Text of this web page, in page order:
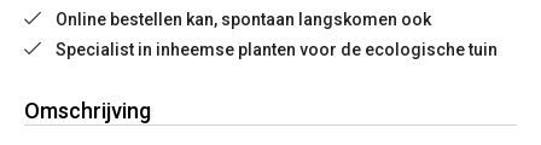
Online bestellen kan, spontaan langskomen ook
Specialist in inheemse planten voor de ecologische tuin
Omschrijving